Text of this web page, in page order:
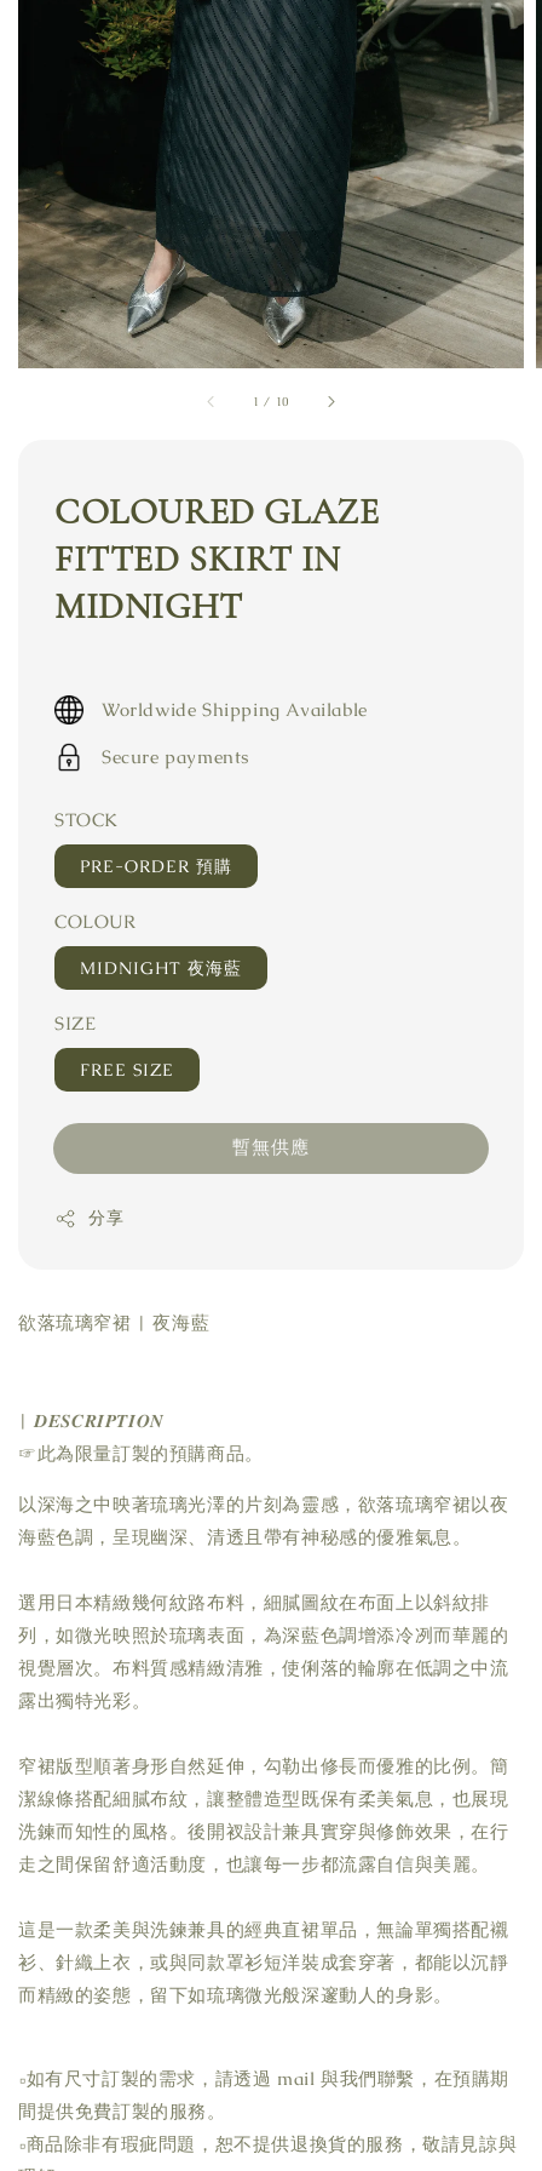
1 / 10
COLOURED GLAZE
FITTED SKIRT IN
MIDNIGHT
Worldwide Shipping Available
Secure payments
STOCK
PRE-ORDER 預購
COLOUR
MIDNIGHT 夜海藍
SIZE
FREE SIZE
暫無供應
分享
欲落琉璃窄裙 | 夜海藍
| 𝑫𝑬𝑺𝑪𝑹𝑰𝑷𝑻𝑰𝑶𝑵
☞此為限量訂製的預購商品。
以深海之中映著琉璃光澤的片刻為靈感，欲落琉璃窄裙以夜
海藍色調，呈現幽深、清透且帶有神秘感的優雅氣息。
選用日本精緻幾何紋路布料，細膩圖紋在布面上以斜紋排
列，如微光映照於琉璃表面，為深藍色調增添冷冽而華麗的
視覺層次。布料質感精緻清雅，使俐落的輪廓在低調之中流
露出獨特光彩。
窄裙版型順著身形自然延伸，勾勒出修長而優雅的比例。簡
潔線條搭配細膩布紋，讓整體造型既保有柔美氣息，也展現
洗鍊而知性的風格。後開衩設計兼具實穿與修飾效果，在行
走之間保留舒適活動度，也讓每一步都流露自信與美麗。
這是一款柔美與洗鍊兼具的經典直裙單品，無論單獨搭配襯
衫、針織上衣，或與同款罩衫短洋裝成套穿著，都能以沉靜
而精緻的姿態，留下如琉璃微光般深邃動人的身影。
▫如有尺寸訂製的需求，請透過 mail 與我們聯繫，在預購期
間提供免費訂製的服務。
▫商品除非有瑕疵問題，恕不提供退換貨的服務，敬請見諒與